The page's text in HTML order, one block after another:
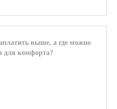
выше, а где можно
для комфорта?